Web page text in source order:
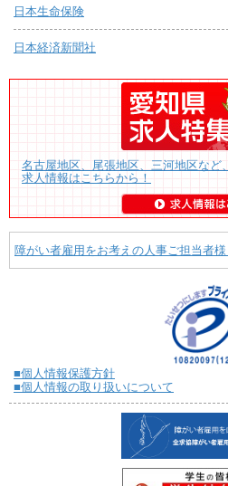
日本生命保険
日本経済新聞社
名古屋地区、尾張地区、三河地区など
求人情報はこちらから！
障がい者雇用をお考えの人事ご担当者
■個人情報保護方針
■個人情報の取り扱いについて